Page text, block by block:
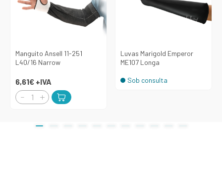
Manguito Ansell 11-251
L40/16 Narrow
6,61€ +IVA
Luvas Marigold Emperor
ME107 Longa
Sob consulta